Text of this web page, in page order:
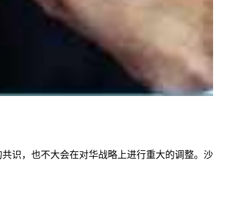
识，也不大会在对华战略上进行重大的调整。沙